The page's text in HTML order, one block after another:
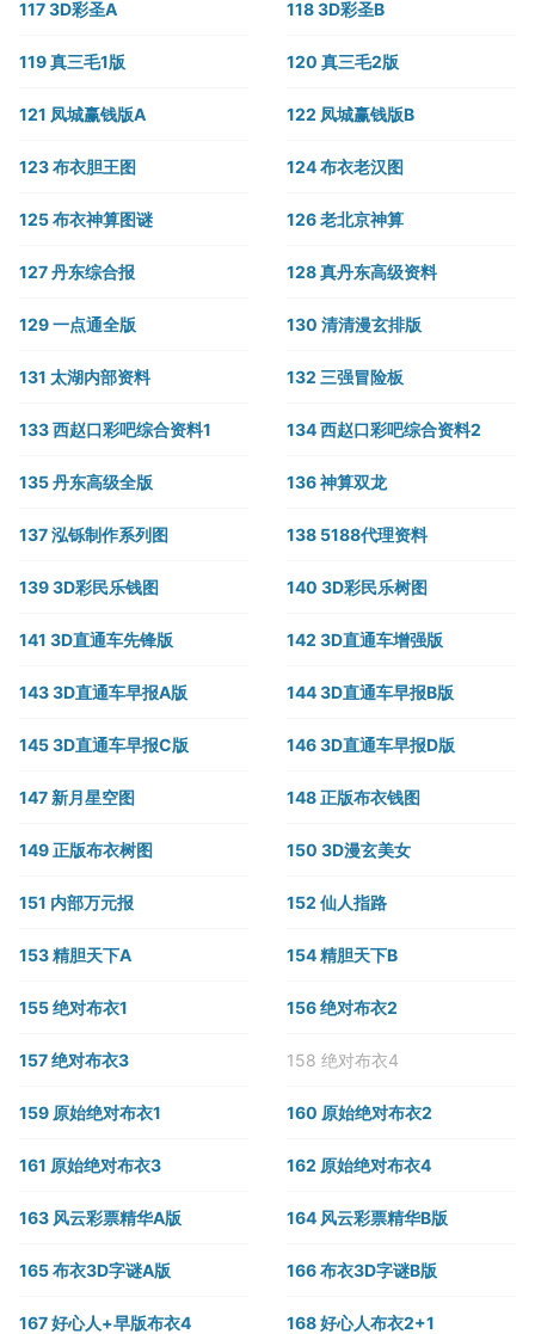
117 3D彩圣A 118 3D彩圣B
119 真三毛1版 120 真三毛2版
121 凤城赢钱版A 122 凤城赢钱版B
123 布衣胆王图 124 布衣老汉图
125 布衣神算图谜 126 老北京神算
127 丹东综合报 128 真丹东高级资料
129 一点通全版 130 清清漫玄排版
131 太湖内部资料 132 三强冒险板
133 西赵口彩吧综合资料1 134 西赵口彩吧综合资料2
135 丹东高级全版 136 神算双龙
137 泓铄制作系列图 138 5188代理资料
139 3D彩民乐钱图 140 3D彩民乐树图
141 3D直通车先锋版 142 3D直通车增强版
143 3D直通车早报A版 144 3D直通车早报B版
145 3D直通车早报C版 146 3D直通车早报D版
147 新月星空图 148 正版布衣钱图
149 正版布衣树图 150 3D漫玄美女
151 内部万元报 152 仙人指路
153 精胆天下A 154 精胆天下B
155 绝对布衣1 156 绝对布衣2
157 绝对布衣3 158 绝对布衣4
159 原始绝对布衣1 160 原始绝对布衣2
161 原始绝对布衣3 162 原始绝对布衣4
163 风云彩票精华A版 164 风云彩票精华B版
165 布衣3D字谜A版 166 布衣3D字谜B版
167 好心人+早版布衣4 168 好心人布衣2+1